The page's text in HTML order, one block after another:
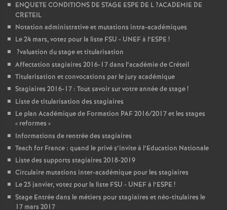
ENQUETE CONDITIONS DE STAGE ESPE DE L?ACADEMIE DE
CRETEIL
Notation administrative et mutations intra-académiques
Le 24 mars, votez pour la liste FSU - UNEFà l’ESPE !
?valuation du stage et titularisation
Affectation stagiaires 2016-17 dans l’académie de Créteil
Titularisation et convocations par le jury académique
Stagiaires 2016-17 : Tout savoir sur votre année de stage!
Liste de titularisation des stagiaires
Le plan Académique de Formation PAF2016/2017 et les stages
« reformes »
Informations de rentrée des stagiaires
Teach for France : quand le privé s’invite à l’Education Nationale
Liste des supports stagiaires 2018-2019
Circulaire mutations inter-académique pour les stagiaires
Le 25 janvier, votez pour la liste FSU - UNEFà l’ESPE !
Stage Entrée dans le métiers pour stagiaires et néo-titulaires le
17 mars 2017